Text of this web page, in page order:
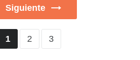
Siguiente
1 2 3